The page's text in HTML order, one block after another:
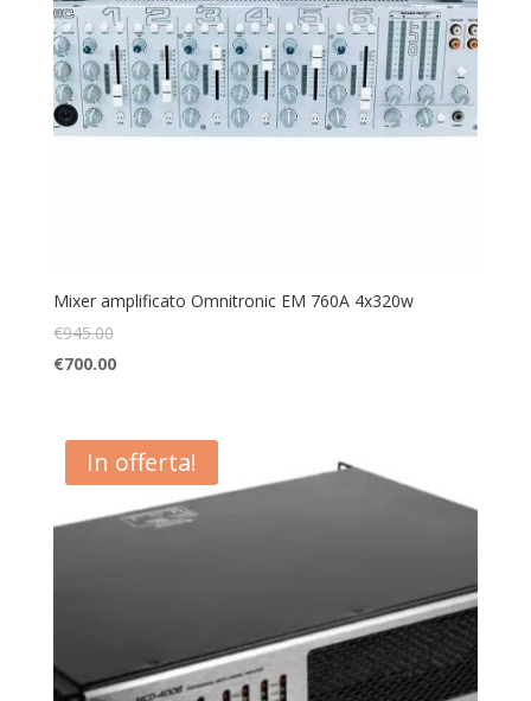
Mixer amplificato Omnitronic EM 760A 4x320w
€945.00
€700.00
In offerta!